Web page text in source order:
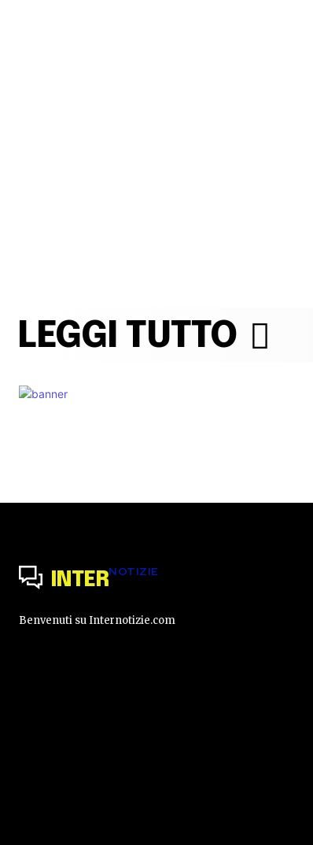
LEGGI TUTTO
INTERNOTIZIE
Benvenuti su Internotizie.com